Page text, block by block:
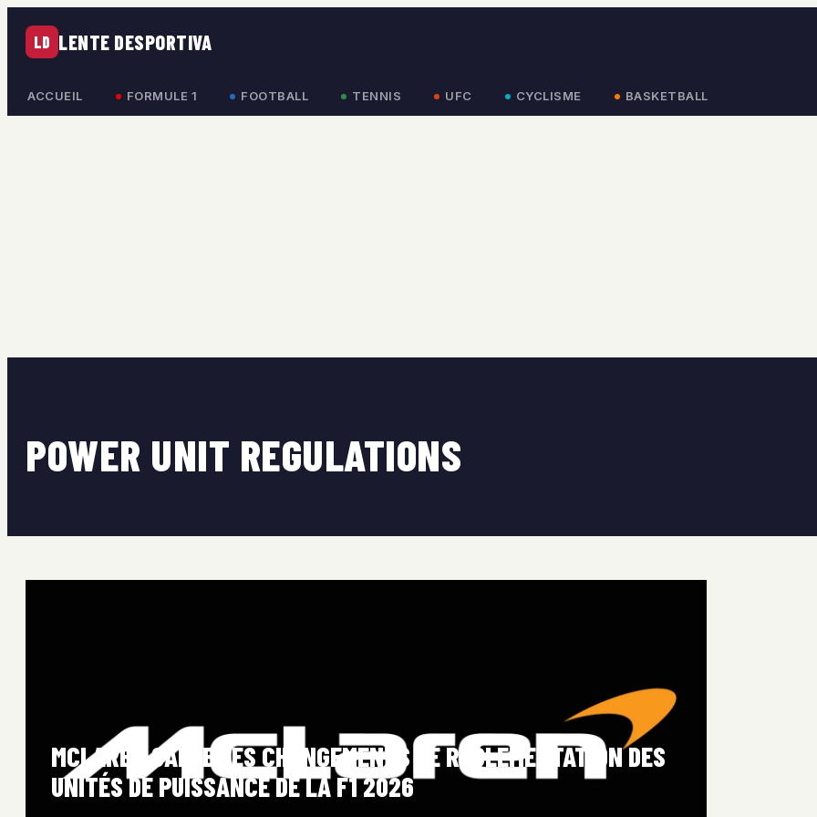
LD LENTE DESPORTIVA
ACCUEIL FORMULE 1 FOOTBALL TENNIS UFC CYCLISME BASKETBALL
POWER UNIT REGULATIONS
MCLAREN SALUE LES CHANGEMENTS DE RÉGLEMENTATION DES
UNITÉS DE PUISSANCE DE LA F1 2026